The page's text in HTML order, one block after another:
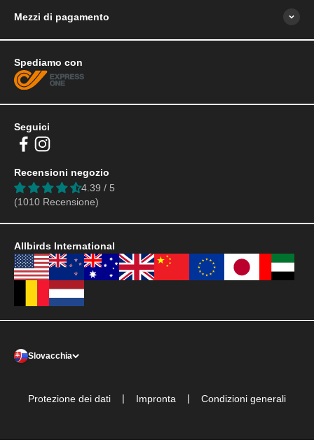
Seguici
Recensioni negozio
4.39 / 5
(1010 Recensione)
Spediamo con
Mezzi di pagamento
Allbirds International
Slovacchia
Protezione dei dati | Impronta | Condizioni generali